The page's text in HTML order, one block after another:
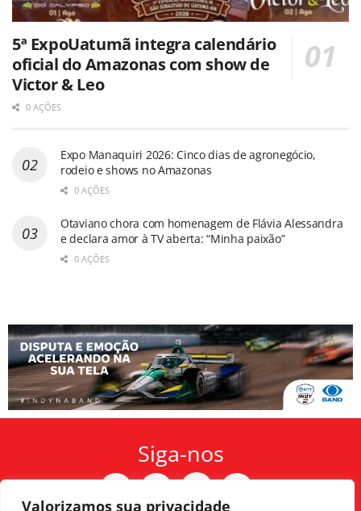
Valorizamos sua privacidade
5ª ExpoUatumã integra calendário
oficial do Amazonas com show de
Victor & Leo
0 AÇÕES
Expo Manaquiri 2026: Cinco dias de agronegócio,
rodeio e shows no Amazonas
0 AÇÕES
Otaviano chora com homenagem de Flávia Alessandra
e declara amor à TV aberta: “Minha paixão”
0 AÇÕES
Siga-nos